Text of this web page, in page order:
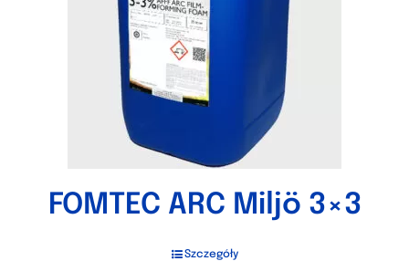
FOMTEC ARC Miljö 3×3
Szczegóły